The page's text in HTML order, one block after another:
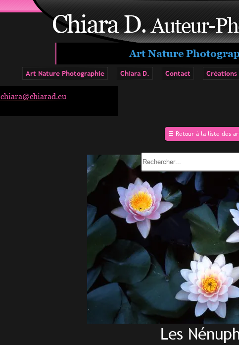
Chiara D.Auteur-
chiara@chiarad.eu
Art Nature Photographie Chiara D. Contact Créations
Art Nature
☰ Retour à la liste des
Les